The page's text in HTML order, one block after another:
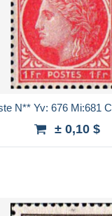
N** Yv: 676 Mi:681
± 0,10 $